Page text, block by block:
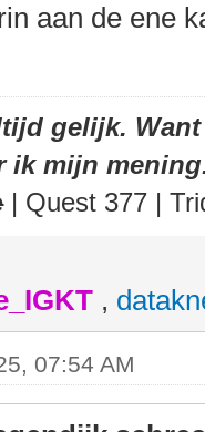
aan de ene
gelijk.
ik mijn
| Quest 377 |
,
07:54 AM